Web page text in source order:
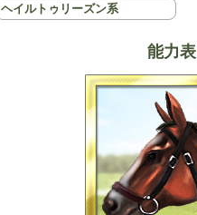
ヘイルトゥリーズン系
能力表